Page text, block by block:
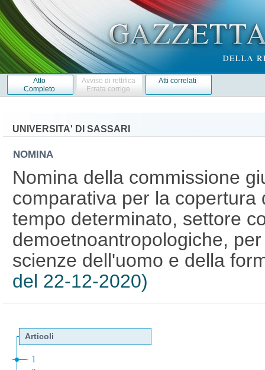
Atto
Completo
Avviso di rettifica
Errata corrige
Atti correlati
UNIVERSITA' DI SASSARI
NOMINA
Nomina della commissione
comparativa per la
tempo determinato, settore
demoetnoantropologiche,
scienze dell'uomo e della
del 22-12-2020)